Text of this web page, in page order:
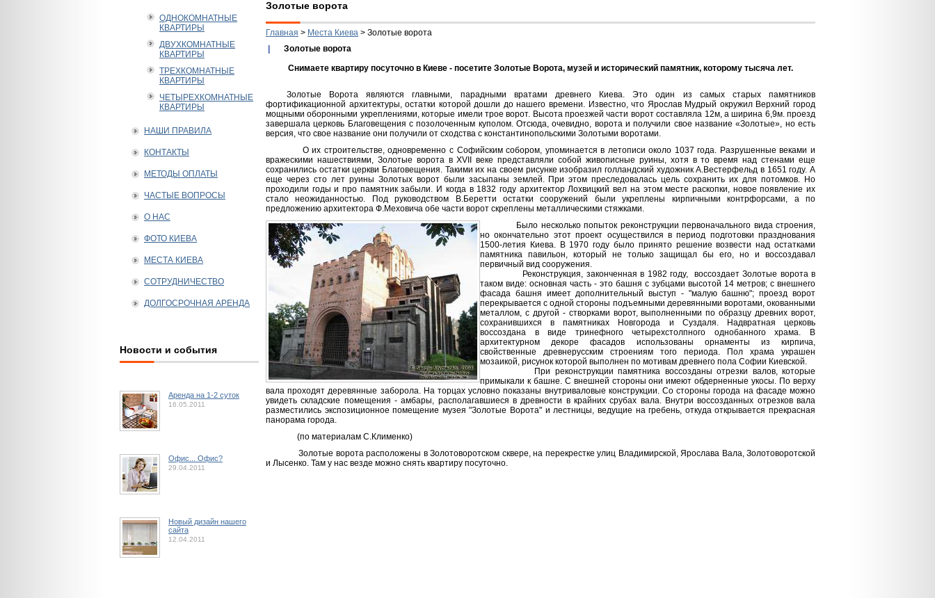
Золотые ворота
Главная > Места Киева > Золотые ворота
Золотые ворота
Снимаете квартиру посуточно в Киеве - посетите Золотые Ворота, музей и исторический памятник, которому тысяча лет.
Золотые Ворота являются главными, парадными вратами древнего Киева. Это один из самых старых памятников
фортификационной архитектуры, остатки которой дошли до нашего времени. Известно, что Ярослав Мудрый окружил Верхний город
мощными оборонными укреплениями, которые имели трое ворот. Высота проезжей части ворот составляла 12м, а ширина 6,9м. проезд
завершала церковь Благовещения с позолоченным куполом. Отсюда, очевидно, ворота и получили свое название «Золотые», но есть
версия, что свое название они получили от сходства с константинопольскими Золотыми воротами.
О их строительстве, одновременно с Софийским собором, упоминается в летописи около 1037 года. Разрушенные веками и
вражескими нашествиями, Золотые ворота в XVII веке представляли собой живописные руины, хотя в то время над стенами еще
сохранились остатки церкви Благовещения. Такими их на своем рисунке изобразил голландский художник А.Вестерфельд в 1651 году. А
еще через сто лет руины Золотых ворот были засыпаны землей. При этом преследовалась цель сохранить их для потомков. Но
проходили годы и про памятник забыли. И когда в 1832 году архитектор Лохвицкий вел на этом месте раскопки, новое появление их
стало неожиданностью. Под руководством В.Беретти остатки сооружений были укреплены кирпичными контрфорсами, а по
предложению архитектора Ф.Меховича обе части ворот скреплены металлическими стяжками.
Было несколько попыток реконструкции первоначального вида строения,
но окончательно этот проект осуществился в период подготовки празднования
1500-летия Киева. В 1970 году было принято решение возвести над остатками
памятника павильон, который не только защищал бы его, но и воссоздавал
первичный вид сооружения.
Реконструкция, законченная в 1982 году,
воссоздает Золотые ворота в
таком виде: основная часть - это башня с зубцами высотой 14 метров; с внешнего
фасада башня имеет дополнительный выступ - "малую башню"; проезд ворот
перекрывается с одной стороны подъемными деревянными воротами, окованными
металлом, с другой - створками ворот, выполненными по образцу древних ворот,
сохранившихся в памятниках Новгорода и Суздаля. Надвратная церковь
воссоздана в виде тринефного четырехстолпного однобанного храма. В
архитектурном декоре фасадов использованы орнаменты из кирпича,
свойственные древнерусским строениям того периода. Пол храма украшен
мозаикой, рисунок которой выполнен по мотивам древнего пола Софии Киевской.
При реконструкции памятника воссозданы отрезки валов, которые
примыкали к башне. С внешней стороны они имеют обдерненные укосы. По верху
вала проходят деревянные заборола. На торцах условно показаны внутриваловые конструкции. Со стороны города на фасаде можно
увидеть складские помещения - амбары, располагавшиеся в древности в крайних срубах вала. Внутри воссозданных отрезков вала
разместились экспозиционное помещение музея "Золотые Ворота" и лестницы, ведущие на гребень, откуда открывается прекрасная
панорама города.
(по материалам С.Клименко)
Золотые ворота расположены в Золотоворотском сквере, на перекрестке улиц Владимирской, Ярослава Вала, Золотоворотской
и Лысенко. Там у нас везде можно снять квартиру посуточно.
ОДНОКОМНАТНЫЕ
КВАРТИРЫ
ДВУХКОМНАТНЫЕ
КВАРТИРЫ
ТРЕХКОМНАТНЫЕ
КВАРТИРЫ
ЧЕТЫРЕХКОМНАТНЫЕ
КВАРТИРЫ
НАШИ ПРАВИЛА
КОНТАКТЫ
МЕТОДЫ ОПЛАТЫ
ЧАСТЫЕ ВОПРОСЫ
О НАС
ФОТО КИЕВА
МЕСТА КИЕВА
СОТРУДНИЧЕСТВО
ДОЛГОСРОЧНАЯ АРЕНДА
Новости и события
Аренда на 1-2 суток
16.05.2011
Офис... Офис?
29.04.2011
Новый дизайн нашего
сайта
12.04.2011